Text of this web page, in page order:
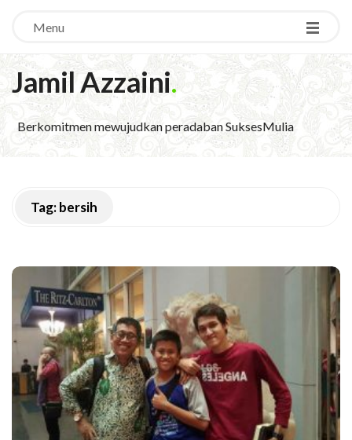
Menu
Jamil Azzaini.
Berkomitmen mewujudkan peradaban SuksesMulia
Tag:bersih